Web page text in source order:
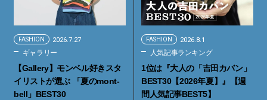
FASHION 2026.7.27
ギャラリー
【Gallery】モンベル好きスタ
イリストが選ぶ 「夏のmont-
bell」BEST30
FASHION 2026.8.1
人気記事ランキング
1位は『大人の「吉田カバン」
BEST30【2026年夏】』【週
間人気記事BEST5】